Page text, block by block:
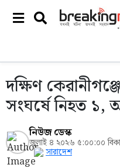
দক্ষিণ
সংঘর্ষে নিহত
নিউজ ডেস্ক
জুলাই ৪ ২০২৬ ৫:০০:০০
সারাদেশ